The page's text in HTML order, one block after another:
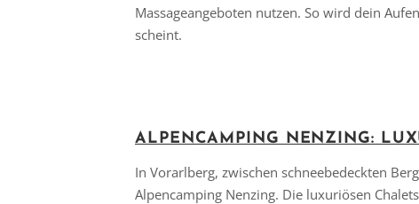
Massageangeboten nutzen. So wird dein
scheint.
ALPENCAMPING NENZING:
In Vorarlberg, zwischen schneebedeckten
Alpencamping Nenzing. Die luxuriösen